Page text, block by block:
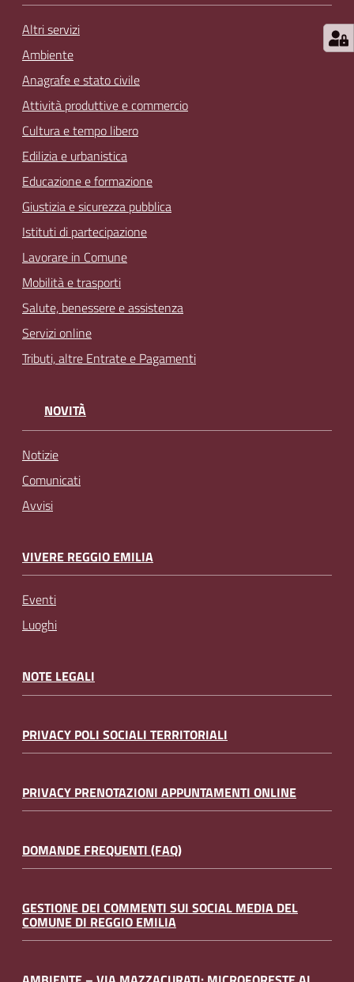
Altri servizi
Ambiente
Anagrafe e stato civile
Attività produttive e commercio
Cultura e tempo libero
Edilizia e urbanistica
Educazione e formazione
Giustizia e sicurezza pubblica
Istituti di partecipazione
Lavorare in Comune
Mobilità e trasporti
Salute, benessere e assistenza
Servizi online
Tributi, altre Entrate e Pagamenti
NOVITÀ
Notizie
Comunicati
Avvisi
VIVERE REGGIO EMILIA
Eventi
Luoghi
NOTE LEGALI
PRIVACY POLI SOCIALI TERRITORIALI
PRIVACY PRENOTAZIONI APPUNTAMENTI ONLINE
DOMANDE FREQUENTI (FAQ)
GESTIONE DEI COMMENTI SUI SOCIAL MEDIA DEL
COMUNE DI REGGIO EMILIA